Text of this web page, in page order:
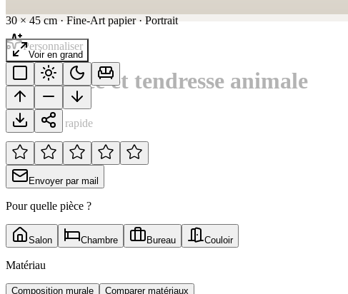
30 × 45 cm · Fine-Art papier· Portrait
Voir en grand
Personnaliser
Confiance et tendresse animale
Notation rapide
Envoyer par mail
Pour quelle pièce ?
Salon Chambre Bureau Couloir
Matériau
Composition murale Comparer matériaux